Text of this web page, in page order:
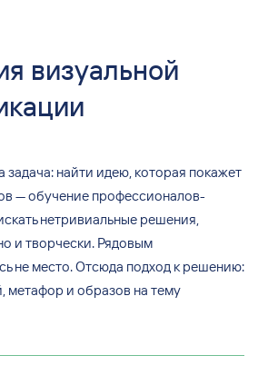
визуальной
задача: найти идею, которая покажет
— обучение профессионалов-
нетривиальные решения,
и творчески. Рядовым
не место. Отсюда подход к решению:
метафор и образов на тему